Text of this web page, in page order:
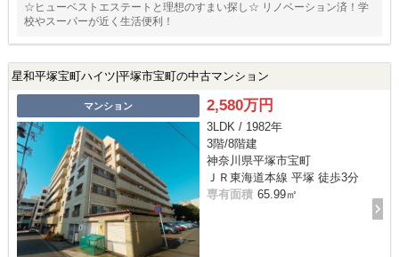
☆ヒューベストエステートと理想のすまい探し☆ リノベーション済！学
校やスーパーが近く生活便利！
星和平塚宝町ハイツ|平塚市宝町の中古マンション
マンション 2,580万円
3LDK / 1982年
3階/8階建
神奈川県平塚市宝町
ＪＲ東海道本線 平塚 徒歩3分
専有面積 65.99㎡